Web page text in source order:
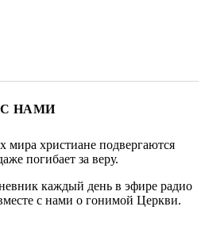
НАМИ
мира христиане подвергаются
погибает за веру.
каждый день в эфире радио
с нами о гонимой Церкви.